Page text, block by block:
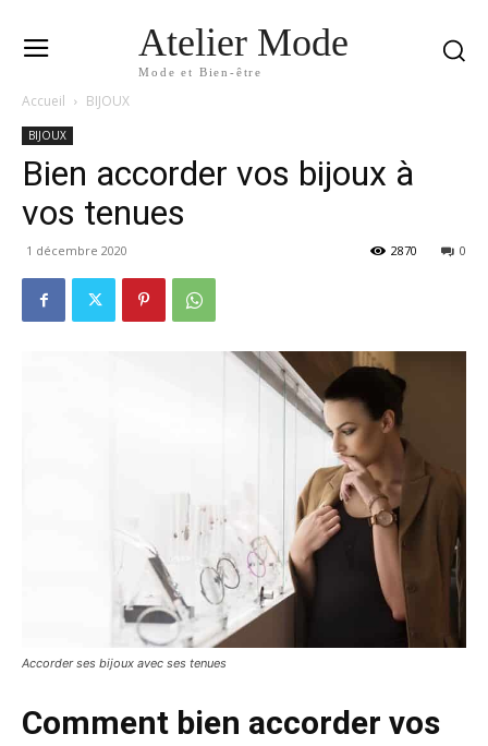
Atelier Mode
Mode et Bien-être
Accueil BIJOUX
BIJOUX
Bien accorder vos bijoux à
vos tenues
1 décembre 2020 0
2870
Accorder ses bijoux avec ses tenues
Comment bien accorder vos